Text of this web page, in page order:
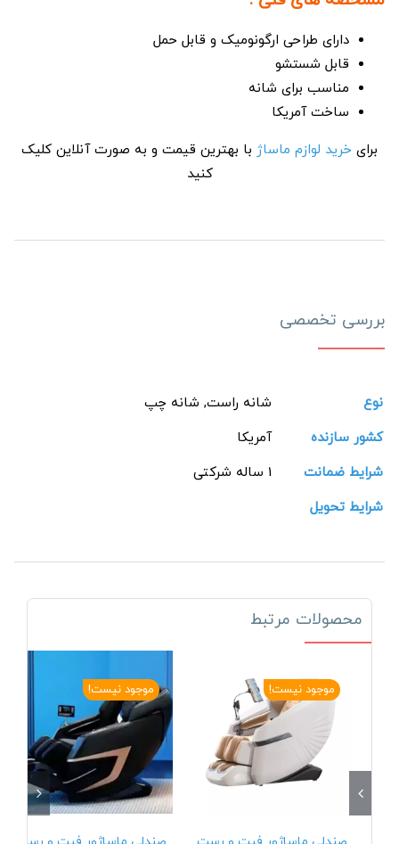
دارای طراحی ارگونومیک و قابل حمل
قابل شستشو
مناسب برای شانه
ساخت آمریکا
برای خرید لوازم ماساژ با بهترین قیمت و به صورت آنلاین کلیک
کنید
بررسی تخصصی
نوع
شانه راست, شانه چپ
کشور سازنده
آمریکا
شرایط ضمانت
1 ساله شرکتی
شرایط تحویل
محصولات مرتبط
موجود نیست! موجود نیست!